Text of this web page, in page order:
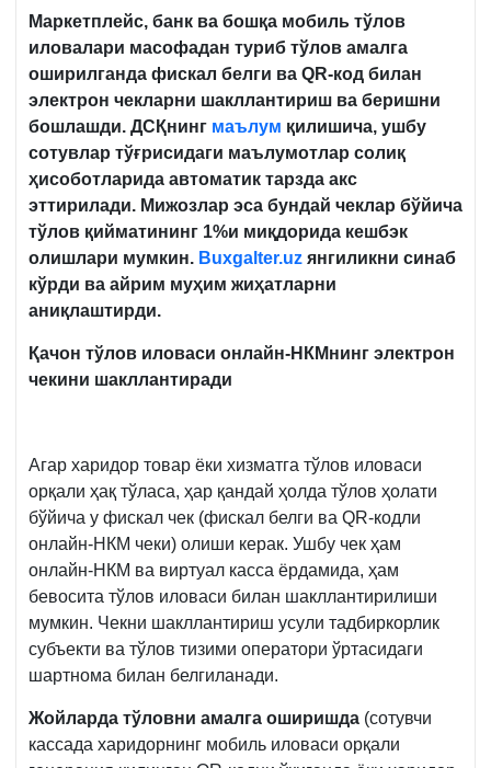
Маркетплейс, банк ва бошқа мобиль тўлов
иловалари масофадан туриб тўлов амалга
оширилганда фискал белги ва QR-код билан
электрон чекларни шакллантириш ва беришни
бошлашди. ДСҚнинг маълум қилишича, ушбу
сотувлар тўғрисидаги маълумотлар солиқ
ҳисоботларида автоматик тарзда акс
эттирилади. Мижозлар эса бундай чеклар бўйича
тўлов қийматининг 1%и миқдорида кешбэк
олишлари мумкин. Buxgalter.uz янгиликни синаб
кўрди ва айрим муҳим жиҳатларни
аниқлаштирди.
Қачон тўлов иловаси онлайн-НКМнинг электрон
чекини шакллантиради
Агар харидор товар ёки хизматга тўлов иловаси
орқали ҳақ тўласа, ҳар қандай ҳолда тўлов ҳолати
бўйича у фискал чек (фискал белги ва QR-кодли
онлайн-НКМ чеки) олиши керак. Ушбу чек ҳам
онлайн-НКМ ва виртуал касса ёрдамида, ҳам
бевосита тўлов иловаси билан шакллантирилиши
мумкин. Чекни шакллантириш усули тадбиркорлик
субъекти ва тўлов тизими оператори ўртасидаги
шартнома билан белгиланади.
Жойларда тўловни амалга оширишда (сотувчи
кассада харидорнинг мобиль иловаси орқали